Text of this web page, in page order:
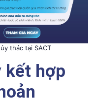
thác tại SACT
kết hợp